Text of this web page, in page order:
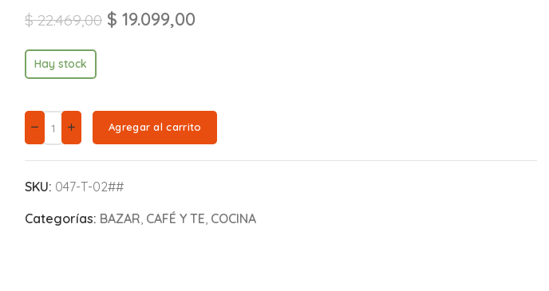
$22.469,00 $ 19.099,00
Hay stock
Agregar al carrito
SKU: 047-T-02##
Categorías: BAZAR CAFÉ Y TE COCINA